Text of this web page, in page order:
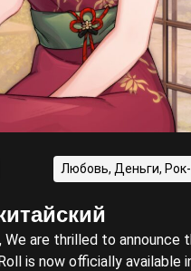
Любовь, Деньги,
We are thrilled to announce
is now officially available